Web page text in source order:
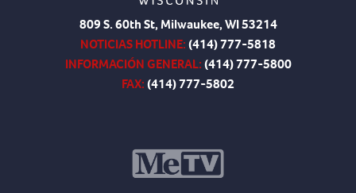
809 S. 60th St, Milwaukee, WI 53214
NOTICIAS HOTLINE:(414) 777-5818
INFORMACIÓN GENERAL:(414) 777-5800
FAX:(414) 777-5802